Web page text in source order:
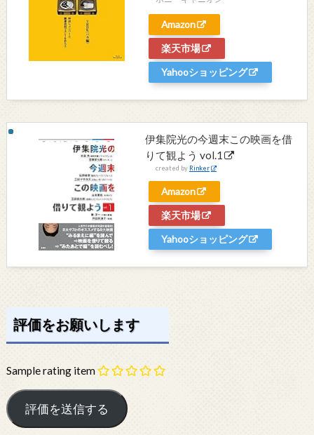
Amazon
楽天市場
Yahooショッピング
伊集院光の今週末この映画を借
りて観よう vol.1
created by Rinker
Amazon
楽天市場
Yahooショッピング
評価をお願いします
Sample rating item